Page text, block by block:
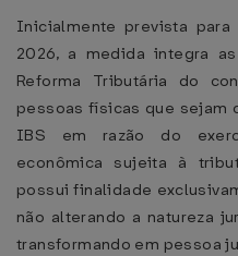
Inicialmente prevista
2026, a medida integra
Reforma Tributária do
pessoas físicas que sejam
IBS em razão do
econômica sujeita à
possui finalidade
não alterando a natureza
transformando em pessoa